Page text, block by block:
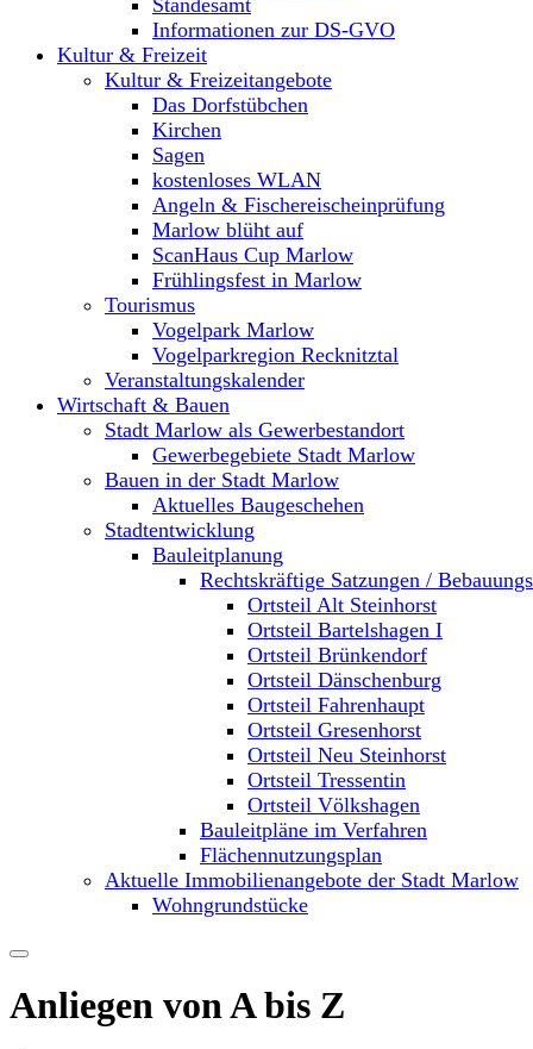
Standesamt
Informationen zur DS-GVO
Kultur & Freizeit
Kultur & Freizeitangebote
Das Dorfstübchen
Kirchen
Sagen
kostenloses WLAN
Angeln & Fischereischeinprüfung
Marlow blüht auf
ScanHaus Cup Marlow
Frühlingsfest in Marlow
Tourismus
Vogelpark Marlow
Vogelparkregion Recknitztal
Veranstaltungskalender
Wirtschaft & Bauen
Stadt Marlow als Gewerbestandort
Gewerbegebiete Stadt Marlow
Bauen in der Stadt Marlow
Aktuelles Baugeschehen
Stadtentwicklung
Bauleitplanung
Rechtskräftige Satzungen /
Ortsteil Alt Steinhorst
Ortsteil Bartelshagen I
Ortsteil Brünkendorf
Ortsteil Dänschenburg
Ortsteil Fahrenhaupt
Ortsteil Gresenhorst
Ortsteil Neu Steinhorst
Ortsteil Tressentin
Ortsteil Völkshagen
Bauleitpläne im Verfahren
Flächennutzungsplan
Aktuelle Immobilienangebote der Stadt Marlow
Wohngrundstücke
Anliegen von A bis Z